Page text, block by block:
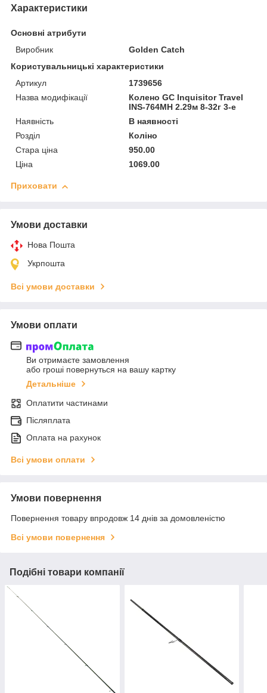
Характеристики
Основні атрибути
Виробник
Golden Catch
Користувальницькі характеристики
Артикул
1739656
Назва модифікації
Колено GC Inquisitor Travel
INS-764MH 2.29м 8-32г 3-е
Наявність
В наявності
Розділ
Коліно
Стара ціна
950.00
Ціна
1069.00
Приховати
Умови доставки
Нова Пошта
Укрпошта
Всі умови доставки
Умови оплати
Ви отримаєте замовлення
або гроші повернуться на вашу картку
Детальніше
Оплатити частинами
Післяплата
Оплата на рахунок
Всі умови оплати
Умови повернення
Повернення товару впродовж 14 днів за домовленістю
Всі умови повернення
Подібні товари компанії